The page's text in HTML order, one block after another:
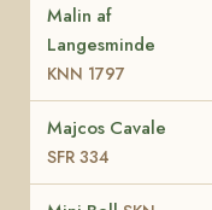
Malin af
Langesminde
KNN 1797
Majcos Cavale
SFR 334